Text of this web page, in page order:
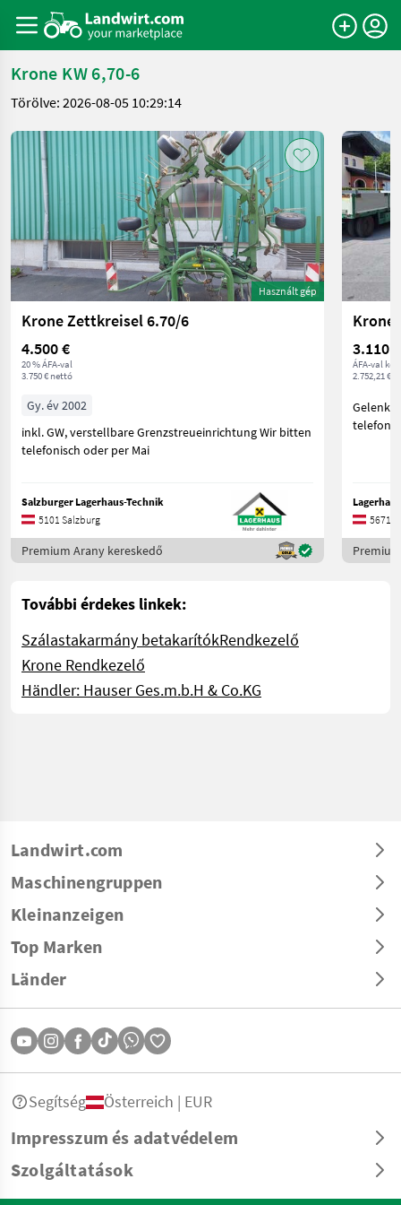
Krone KW 6,70-6
Törölve: 2026-08-05 10:29:14
Használt gép
Krone Zettkreisel 6.70/6
4.500 €
20 % ÁFA-val
3.750 € nettó
Gy. év 2002
inkl. GW, verstellbare Grenzstreueinrichtung Wir bitten
telefonisch oder per Mai
Salzburger Lagerhaus-Technik
5101 Salzburg
Premium Arany kereskedő
Krone
3.110 €
ÁFA-val
2.752,21 €
5671
További érdekes linkek:
Szálastakarmány betakarítókRendkezelő
Krone Rendkezelő
Händler: Hauser Ges.m.b.H & Co.KG
Landwirt.com
Maschinengruppen
Kleinanzeigen
Top Marken
Länder
Impresszum és adatvédelem
Szolgáltatások
Segítség Österreich | EUR